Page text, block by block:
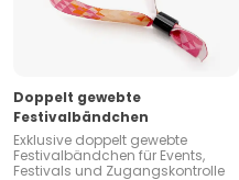
Doppelt gewebte
Festivalbändchen
Exklusive doppelt gewebte
Festivalbändchen für Events,
Festivals und Zugangskontrolle